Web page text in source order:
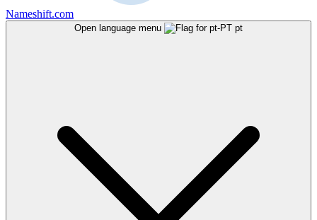
Nameshift.com
Open language menu pt